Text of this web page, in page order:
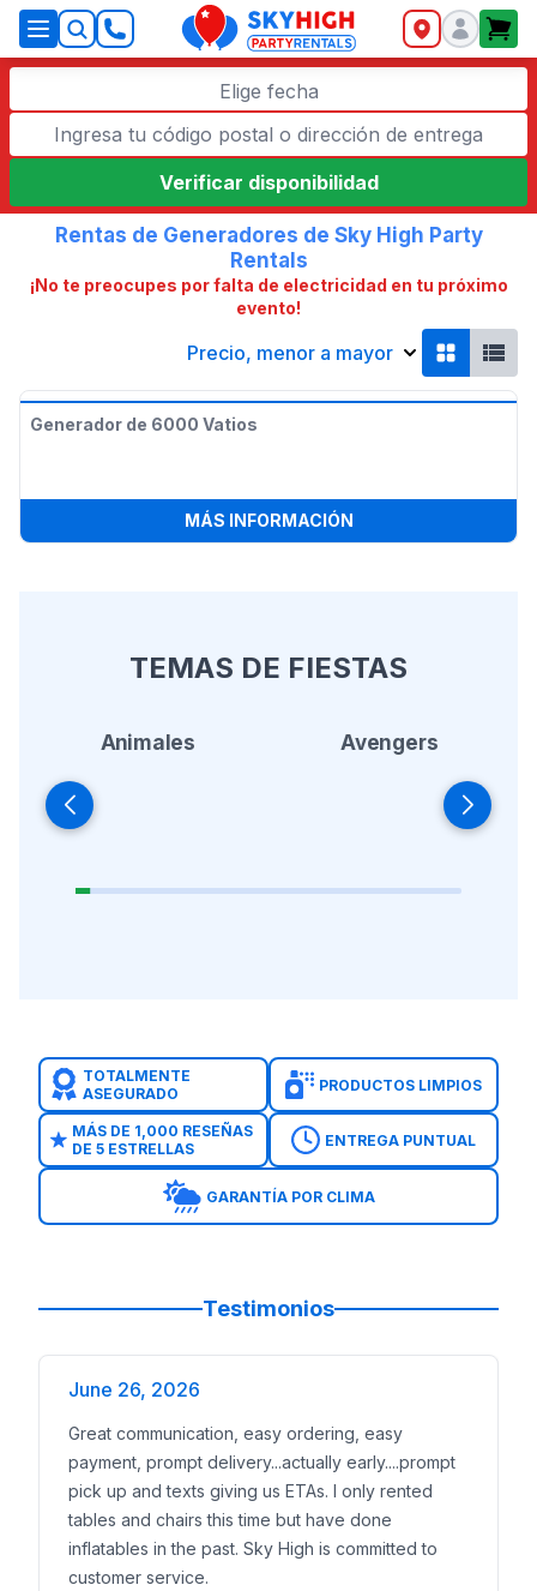
SkyHigh Logo
Elige fecha
Verificar disponibilidad
Rentas de Generadores de Sky High Party
Rentals
¡No te preocupes por falta de electricidad en tu próximo
evento!
Precio, menor a mayor
Generador de 6000 Vatios
MÁS INFORMACIÓN:
TEMAS DE FIESTAS
Animales Avengers
TOTALMENTE
ASEGURADO
PRODUCTOS LIMPIOS
MÁS DE 1,000 RESEÑAS
DE 5 ESTRELLAS
ENTREGA PUNTUAL
GARANTÍA POR CLIMA
Testimonios
June 26, 2026
Great communication, easy ordering, easy
payment, prompt delivery...actually early....prompt
pick up and texts giving us ETAs. I only rented
tables and chairs this time but have done
inflatables in the past. Sky High is committed to
customer service.